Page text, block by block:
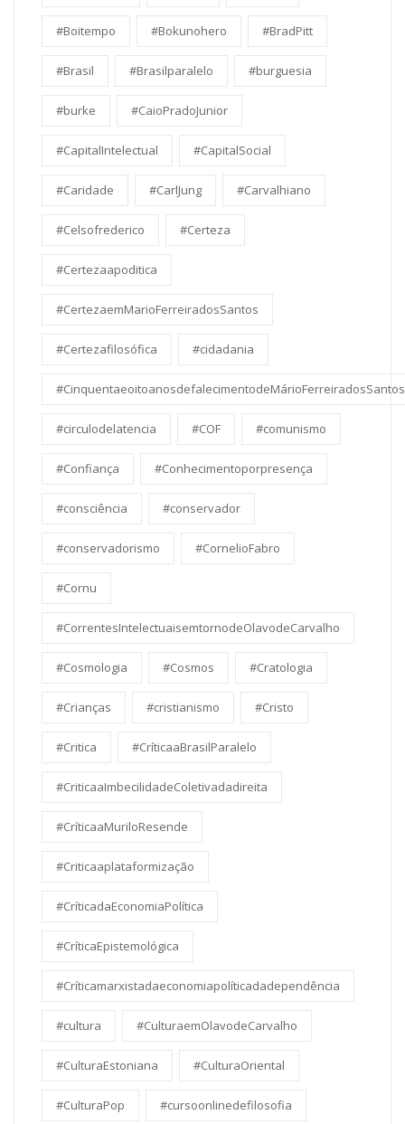
#Boitempo #Bokunohero #BradPitt
#Brasil #Brasilparalelo #burguesia
#burke #CaioPradoJunior
#CapitalIntelectual #CapitalSocial
#Caridade #CarlJung #Carvalhiano
#Celsofrederico #Certeza
#Certezaapoditica
#CertezaemMarioFerreiradosSantos
#Certezafilosófica #cidadania
#CinquentaeoitoanosdefalecimentodeMárioFerreiradosSantos
#circulodelatencia #COF #comunismo
#Confiança #Conhecimentoporpresença
#consciência #conservador
#conservadorismo #CornelioFabro
#Cornu
#CorrentesIntelectuaisemtornodeOlavodeCarvalho
#Cosmologia #Cosmos #Cratologia
#Crianças #cristianismo #Cristo
#Critica #CríticaaBrasilParalelo
#CriticaaImbecilidadeColetivadadireita
#CríticaaMuriloResende
#Criticaaplataformização
#CríticadaEconomiaPolítica
#CríticaEpistemológica
#Críticamarxistadaeconomiapolíticadadependência
#cultura #CulturaemOlavodeCarvalho
#CulturaEstoniana #CulturaOriental
#CulturaPop #cursoonlinedefilosofia